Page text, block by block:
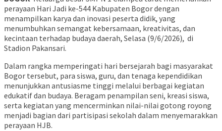
perayaan Hari Jadi ke-544 Kabupaten Bogor dengan
menampilkan karya dan inovasi peserta didik, yang
menumbuhkan semangat kebersamaan, kreativitas, dan
kecintaan terhadap budaya daerah, Selasa (9/6/2026), di
Stadion Pakansari.
Dalam rangka memperingati hari bersejarah bagi masyarakat
Bogor tersebut, para siswa, guru, dan tenaga kependidikan
menunjukkan antusiasme tinggi melalui berbagai kegiatan
edukatif dan budaya. Beragam penampilan seni, kreasi siswa,
serta kegiatan yang mencerminkan nilai-nilai gotong royong
menjadi bagian dari partisipasi sekolah dalam menyemarakkan
perayaan HJB.